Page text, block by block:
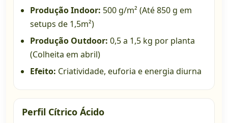
Produção Indoor: 500 g/m² (Até 850 g em
setups de 1,5m²)
Produção Outdoor: 0,5 a 1,5 kg por planta
(Colheita em abril)
Efeito: Criatividade, euforia e energia diurna
Perfil Cítrico Ácido